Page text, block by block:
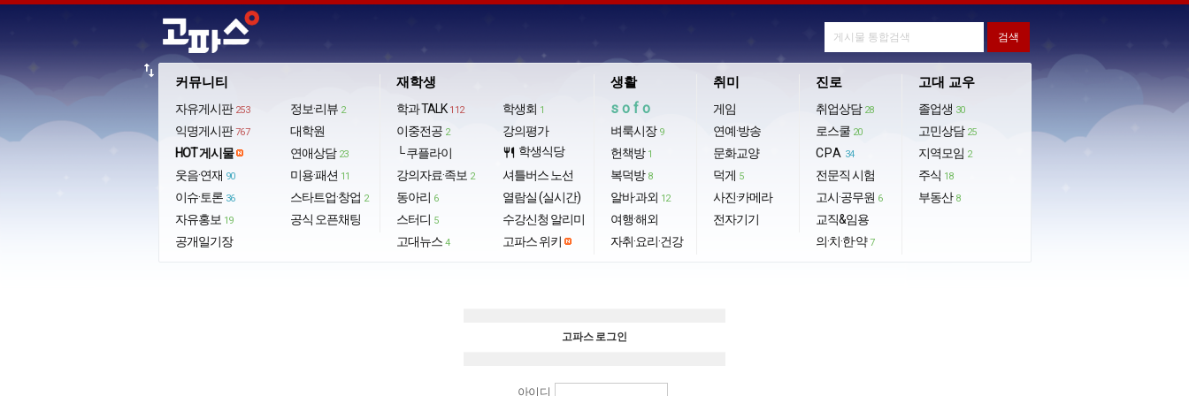
커뮤니티
자유게시판 253
익명게시판 767
HOT 게시물
웃음·연재 90
이슈·토론 36
자유홍보 19
공개일기장
정보·리뷰 2
대학원
연애상담 23
미용·패션 11
스타트업·창업 2
공식 오픈채팅
재학생
학과 TALK 112
이중전공 2
└ 쿠플라이
강의자료·족보 2
동아리 6
스터디 5
고대뉴스 4
학생회 1
강의평가
restaurant 학생식당
셔틀버스 노선
열람실 (실시간)
수강신청 알리미
고파스 위키
생활
sofo
벼룩시장 9
헌책방 1
복덕방 8
알바·과외 12
여행·해외
자취·요리·건강
취미
게임
연예·방송
문화교양
덕게 5
사진·카메라
전자기기
진로
취업상담 28
로스쿨 20
CPA 34
전문직 시험
고시·공무원 6
교직&임용
의·치·한·약 7
고대 교우
졸업생 30
고민상담 25
지역모임 2
주식 18
부동산 8
import_export
고파스 로그인
아이디